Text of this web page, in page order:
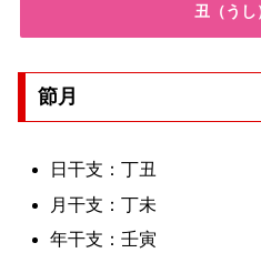
丑（うし
節月
日干支：丁丑
月干支：丁未
年干支：壬寅